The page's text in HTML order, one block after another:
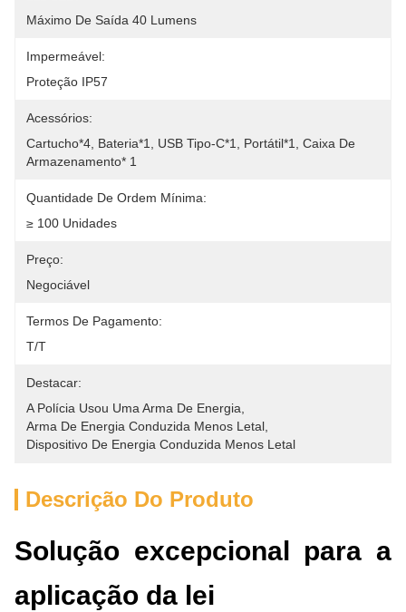
Máximo De Saída 40 Lumens
Impermeável:
Proteção IP57
Acessórios:
Cartucho*4, Bateria*1, USB Tipo-C*1, Portátil*1, Caixa De
Armazenamento* 1
Quantidade De Ordem Mínima:
≥ 100 Unidades
Preço:
Negociável
Termos De Pagamento:
T/T
Destacar:
A Polícia Usou Uma Arma De Energia
Arma De Energia Conduzida Menos Letal
Dispositivo De Energia Conduzida Menos Letal
Descrição Do Produto
Solução excepcional para a
aplicação da lei